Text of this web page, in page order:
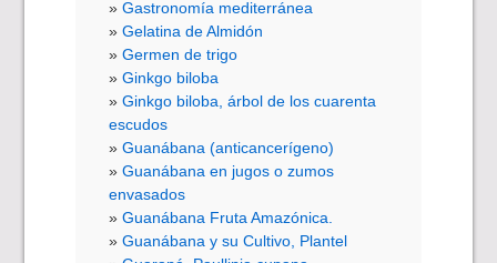
Gastronomía mediterránea
Gelatina de Almidón
Germen de trigo
Ginkgo biloba
Ginkgo biloba, árbol de los cuarenta
escudos
Guanábana (anticancerígeno)
Guanábana en jugos o zumos
envasados
Guanábana Fruta Amazónica.
Guanábana y su Cultivo, Plantel